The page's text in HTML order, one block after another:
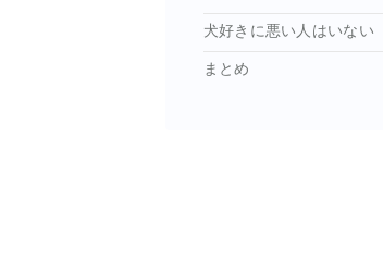
犬好きに悪い人はいない
まとめ